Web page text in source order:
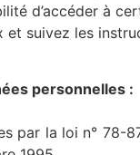
d’accéder à
suivez les
personnelles :
par la loi n°